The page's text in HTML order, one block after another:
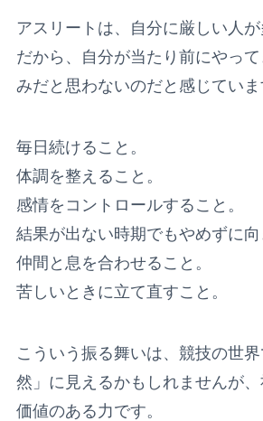
アスリートは、自分に厳しい人が
だから、自分が当たり前にやっ
みだと思わないのだと感じていま
毎日続けること。
体調を整えること。
感情をコントロールすること。
結果が出ない時期でもやめずに向
仲間と息を合わせること。
苦しいときに立て直すこと。
こういう振る舞いは、競技の世
然」に見えるかもしれませんが
価値のある力です。